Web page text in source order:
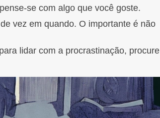
se com algo que você goste.
vez em quando. O importante é não
lidar com a procrastinação, procure